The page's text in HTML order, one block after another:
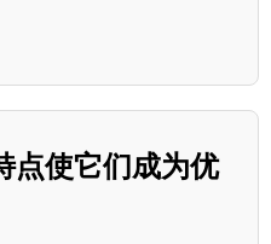
点使它们成为优